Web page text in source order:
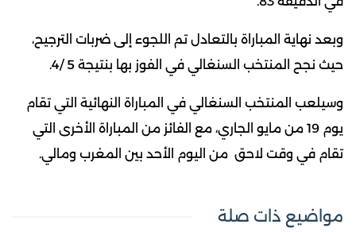
وبعد نهاية المباراة بالتعادل تم اللجوء إلى ضربات الترجيح،
حيث نجح المنتخب السنغالي في الفوز بها بنتيجة 5 /4.
وسيلعب المنتخب السنغالي في المباراة النهائية التي تقام
يوم 19 من مايو الجاري، مع الفائز من المباراة الأخرى التي
تقام في وقت لاحق من اليوم الأحد بين المغرب ومالي.
مواضيع ذات صلة